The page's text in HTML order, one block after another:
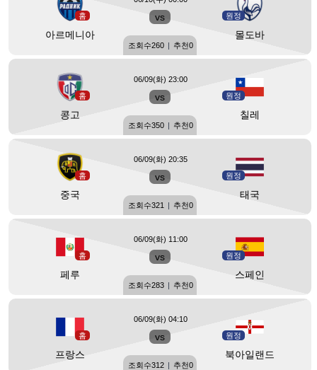
홈
아르메니아
vs 원정
몰도바
조회수260 | 추천0
홈
콩고
vs 원정
칠레
06/09(화) 23:00
조회수350 | 추천0
홈
중국
vs 원정
태국
06/09(화) 20:35
조회수321 | 추천0
홈
페루
vs 원정
스페인
06/09(화) 11:00
조회수283 | 추천0
홈
프랑스
vs 원정
북아일랜드
06/09(화) 04:10
조회수312 | 추천0